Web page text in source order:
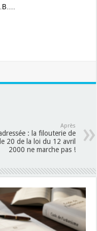
Après
: la filouterie de
20 de la loi du 12 avril
2000 ne marche pas !